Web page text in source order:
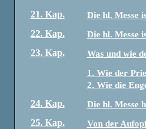
21. Kap. Die hl. Messe
22. Kap. Die hl. Messe
23. Kap.
Was und wie
1. Wie der
2. Wie die
24. Kap. Die hl. Messe
25. Kap. Von der